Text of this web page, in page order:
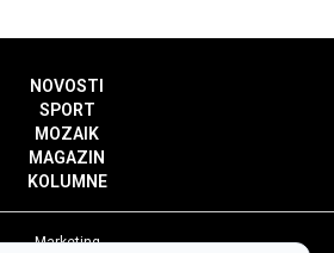
NOVOSTI
SPORT
MOZAIK
MAGAZIN
KOLUMNE
Marketing